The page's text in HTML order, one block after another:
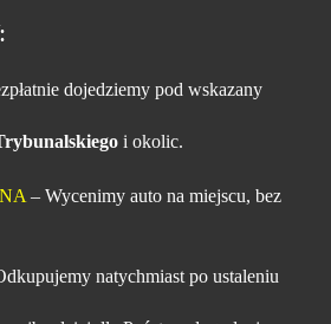
dojedziemy pod wskazany
i okolic.
– Wycenimy auto na miejscu, bez
natychmiast po ustaleniu